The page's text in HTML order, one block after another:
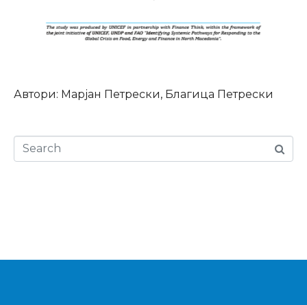
Автори: Марјан Петрески, Благица Петрески